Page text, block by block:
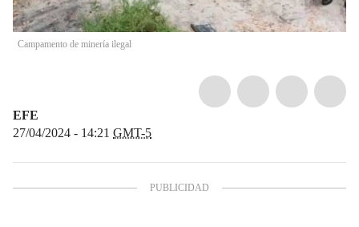
Campamento de minería ilegal
EFE
27/04/2024 - 14:21 GMT-5